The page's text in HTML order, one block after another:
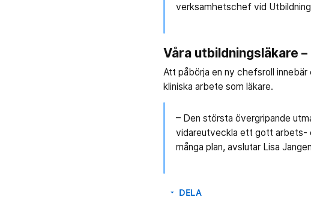
verksamhetschef vid
Våra utbildningsläkare
Att påbörja en ny chefsroll
kliniska arbete som läkare.
– Den största övergripande
vidareutveckla ett gott arbets-
många plan, avslutar Lisa
arrow_drop_down DELA